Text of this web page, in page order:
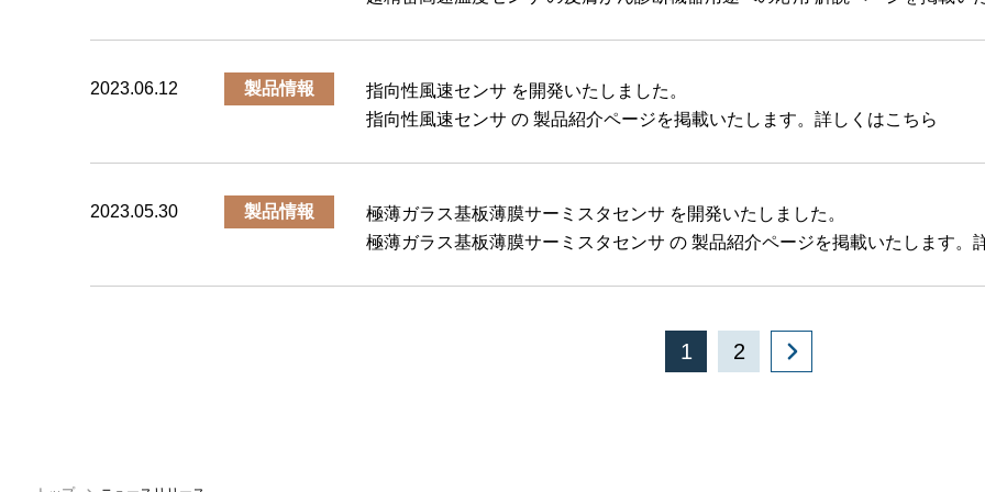
2023.06.12 製品情報
指向性風速センサ を開発いたしました。
指向性風速センサ の 製品紹介ページを掲載いたします。詳しくはこちら
2023.05.30 製品情報
極薄ガラス基板薄膜サーミスタセンサ を開発いたしました。
極薄ガラス基板薄膜サーミスタセンサ の 製品紹介ページを掲載いたします。
1 2